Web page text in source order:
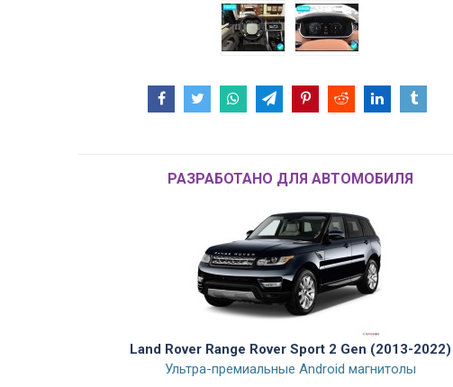
РАЗРАБОТАНО ДЛЯ АВТОМОБИЛЯ
Land Rover Range Rover Sport 2 Gen (2013-2022)
Ультра-премиальные Android магнитолы